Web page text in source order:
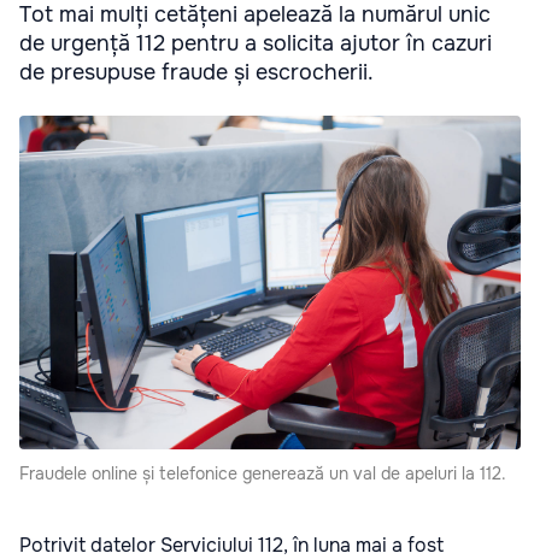
Tot mai mulți cetățeni apelează la numărul unic
de urgență 112 pentru a solicita ajutor în cazuri
de presupuse fraude și escrocherii.
Fraudele online și telefonice generează un val de apeluri la 112.
Potrivit datelor Serviciului 112, în luna mai a fost